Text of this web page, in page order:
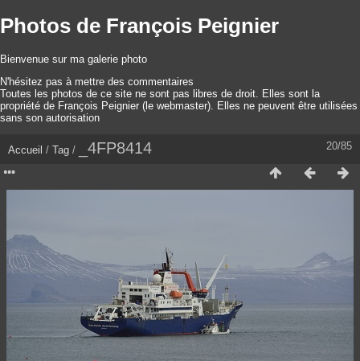
Photos de François Peignier
Bienvenue sur ma galerie photo
N'hésitez pas à mettre des commentaires
Toutes les photos de ce site ne sont pas libres de droit. Elles sont la
propriété de François Peignier (le webmaster). Elles ne peuvent être utilisées
sans son autorisation
20/85
Accueil / Tag / _4FP8414